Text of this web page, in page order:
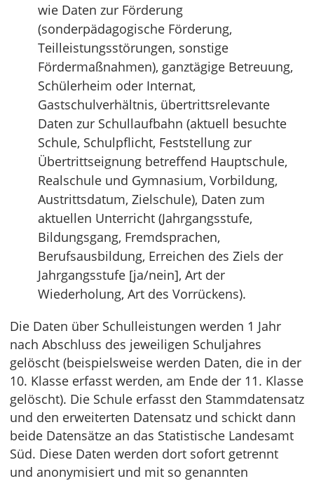
wie Daten zur Förderung
(sonderpädagogische Förderung,
Teilleistungsstörungen, sonstige
Fördermaßnahmen), ganztägige Betreuung,
Schülerheim oder Internat,
Gastschulverhältnis, übertrittsrelevante
Daten zur Schullaufbahn (aktuell besuchte
Schule, Schulpflicht, Feststellung zur
Übertrittseignung betreffend Hauptschule,
Realschule und Gymnasium, Vorbildung,
Austrittsdatum, Zielschule), Daten zum
aktuellen Unterricht (Jahrgangsstufe,
Bildungsgang, Fremdsprachen,
Berufsausbildung, Erreichen des Ziels der
Jahrgangsstufe [ja/nein], Art der
Wiederholung, Art des Vorrückens).
Die Daten über Schulleistungen werden 1 Jahr
nach Abschluss des jeweiligen Schuljahres
gelöscht (beispielsweise werden Daten, die in der
10. Klasse erfasst werden, am Ende der 11. Klasse
gelöscht). Die Schule erfasst den Stammdatensatz
und den erweiterten Datensatz und schickt dann
beide Datensätze an das Statistische Landesamt
Süd. Diese Daten werden dort sofort getrennt
und anonymisiert und mit so genannten